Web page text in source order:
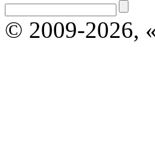
© 2009-2026,